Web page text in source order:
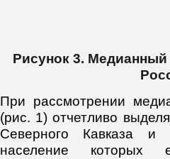
Рисунок 3.
При рассмотрении
(рис. 1) отчетливо
Северного Кавказа
население